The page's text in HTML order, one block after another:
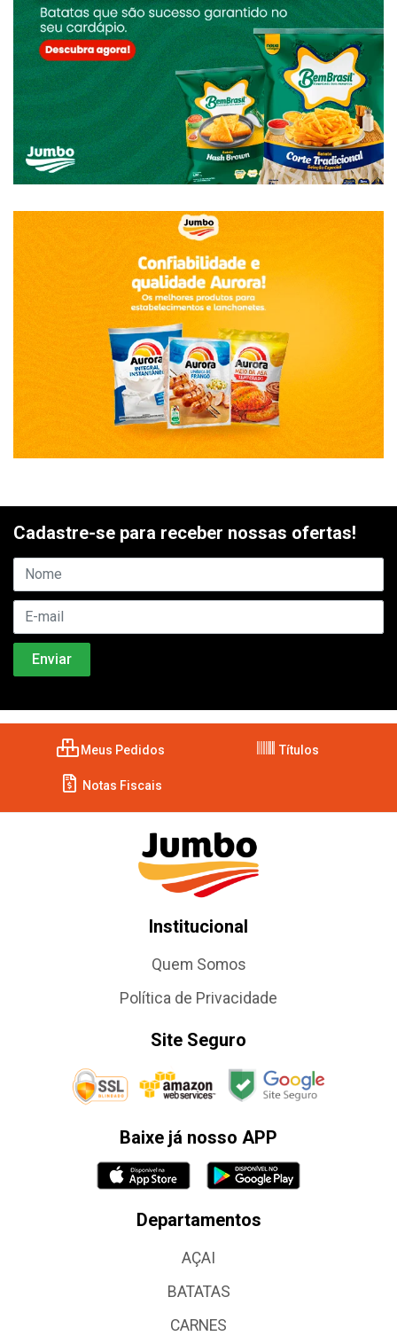
Cadastre-se para receber nossas ofertas!
Meus Pedidos Títulos
Notas Fiscais
Institucional
Quem Somos
Política de Privacidade
Site Seguro
Baixe já nosso APP
Departamentos
AÇAI
BATATAS
CARNES